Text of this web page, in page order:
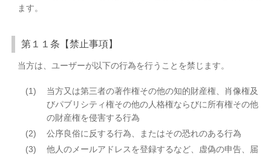
ます。
第１１条【禁止事項】
当方は、ユーザーが以下の行為を行うことを禁じます。
(1)
当方又は第三者の著作権その他の知的財産権、肖像権及
びパブリシティ権その他の人格権ならびに所有権その他
の財産権を侵害する行為
(2)
公序良俗に反する行為、またはその恐れのある行為
(3)
他人のメールアドレスを登録するなど、虚偽の申告、届